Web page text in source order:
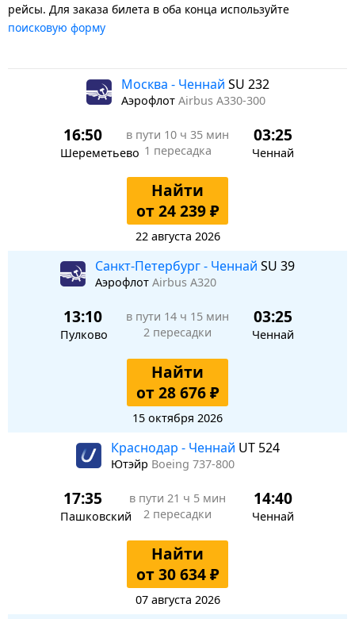
рейсы. Для заказа билета в оба конца используйте
поисковую форму
Москва - Ченнай SU 232
Аэрофлот Airbus A330-300
16:50
Шереметьево
в пути 10 ч 35 мин
1 пересадка
03:25
Ченнай
Найти
от 24 239 ₽
22 августа 2026
Санкт-Петербург - Ченнай SU 39
Аэрофлот Airbus A320
13:10
Пулково
в пути 14 ч 15 мин
2 пересадки
03:25
Ченнай
Найти
от 28 676 ₽
15 октября 2026
Краснодар - Ченнай UT 524
Ютэйр Boeing 737-800
17:35
Пашковский
в пути 21 ч 5 мин
2 пересадки
14:40
Ченнай
Найти
от 30 634 ₽
07 августа 2026